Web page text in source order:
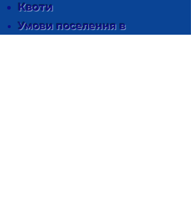
Квоти
Умови поселення в
гуртожиток